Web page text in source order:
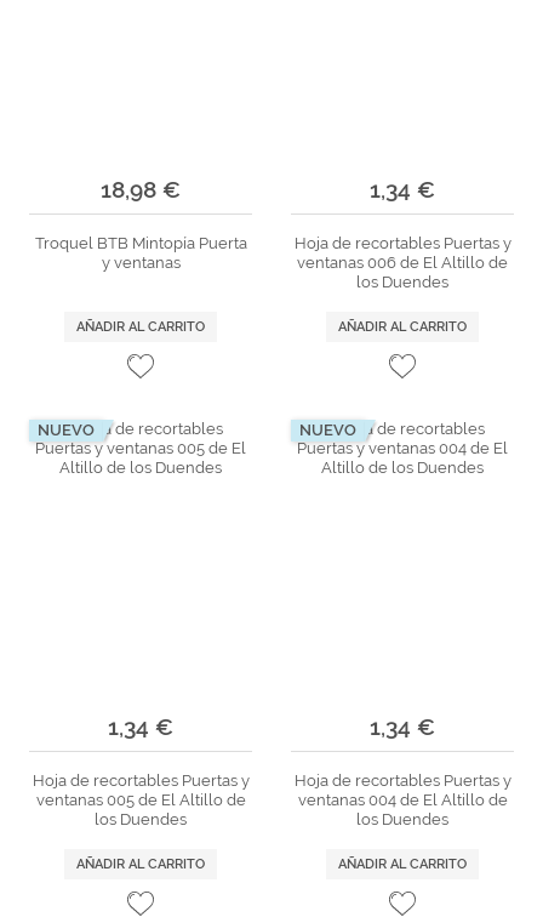
18,98 €
Troquel BTB Mintopía Puerta
y ventanas
AÑADIR AL CARRITO
1,34 €
Hoja de recortables Puertas y
ventanas 006 de El Altillo de
los Duendes
AÑADIR AL CARRITO
NUEVO
1,34 €
Hoja de recortables Puertas y
ventanas 005 de El Altillo de
los Duendes
AÑADIR AL CARRITO
NUEVO
1,34 €
Hoja de recortables Puertas y
ventanas 004 de El Altillo de
los Duendes
AÑADIR AL CARRITO